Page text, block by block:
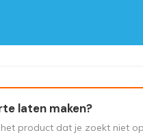
laten maken?
product dat je zoekt niet